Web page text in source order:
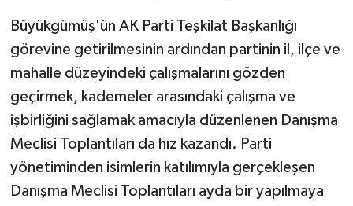
Büyükgümüş'ün AK Parti Teşkilat Başkanlığı
görevine getirilmesinin ardından partinin il, ilçe ve
mahalle düzeyindeki çalışmalarını gözden
geçirmek, kademeler arasındaki çalışma ve
işbirliğini sağlamak amacıyla düzenlenen Danışma
Meclisi Toplantıları da hız kazandı. Parti
yönetiminden isimlerin katılımıyla gerçekleşen
Danışma Meclisi Toplantıları ayda bir yapılmaya